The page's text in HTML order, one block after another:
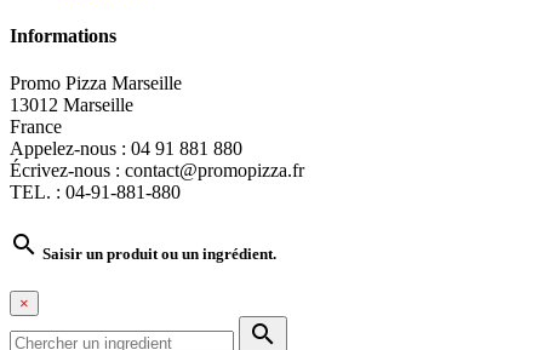
Informations
Promo Pizza Marseille
13012 Marseille
France
Appelez-nous : 04 91 881 880
Écrivez-nous : contact@promopizza.fr
TEL. : 04-91-881-880
 Saisir un produit ou un ingrédient.
×
